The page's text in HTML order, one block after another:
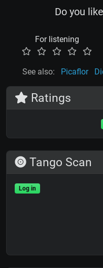
Do you
For listening
See also: Picaflor
Ratings
Tango Scan
Log in